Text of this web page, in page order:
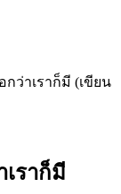
ว่าเราก็มี (เขียน
ราก็มี